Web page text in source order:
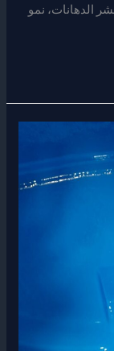
الدهانات، نمو